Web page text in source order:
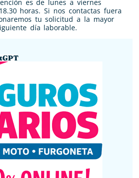
es de lunes a viernes
horas. Si nos contactas fuera
tu solicitud a la mayor
día laborable.